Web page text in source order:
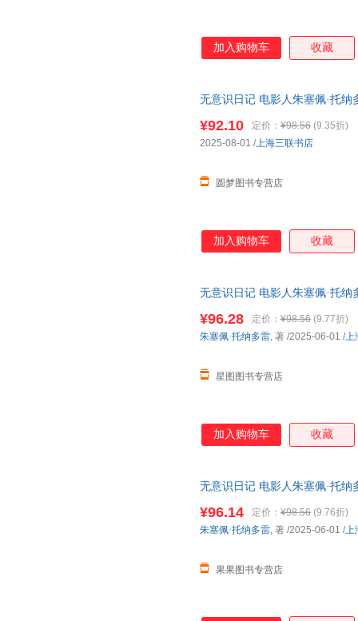
加入购物车 收藏
无意识日记 电影人朱塞佩·托
¥92.10 定价： ¥98.56 (9.35折)
圆梦图书专营店
2025-08-01 /上海三联书店
加入购物车 收藏
无意识日记 电影人朱塞佩·托
¥96.28 定价： ¥98.56 (9.77折)
星图图书专营店
朱塞佩·托纳多雷, 著 /2025-06-01 /上
加入购物车 收藏
无意识日记 电影人朱塞佩·托
¥96.14 定价： ¥98.56 (9.76折)
果果图书专营店
朱塞佩·托纳多雷, 著 /2025-06-01 /上